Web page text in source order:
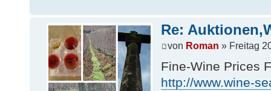
Re:
von Roman » Freitag
Fine-Wine Prices
http://www.wine-